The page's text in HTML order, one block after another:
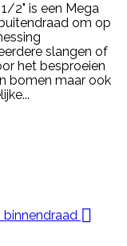
2" is een Mega
om op
slangen of
het besproeien
bomen maar ook
